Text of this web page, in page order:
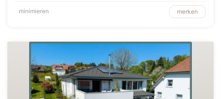
minimieren merken